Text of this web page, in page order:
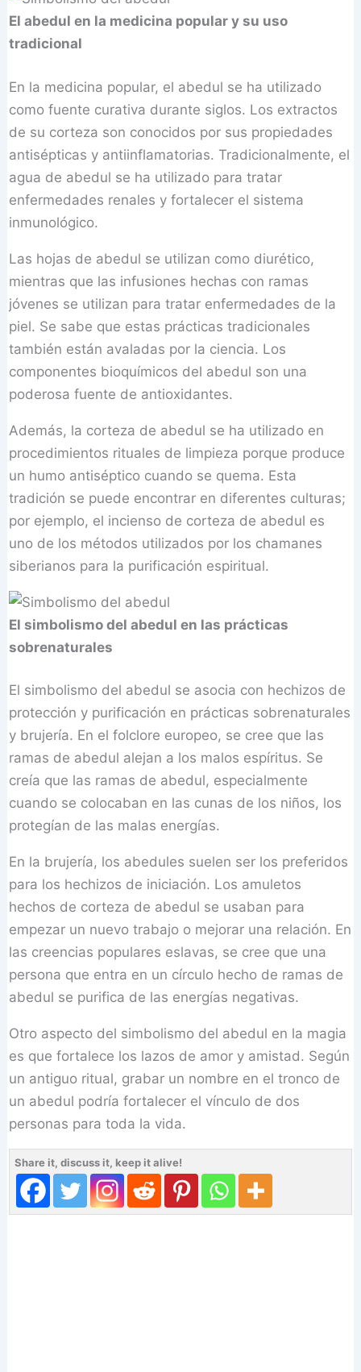
El abedul en la medicina popular y su uso
tradicional
En la medicina popular, el abedul se ha utilizado
como fuente curativa durante siglos. Los extractos
de su corteza son conocidos por sus propiedades
antisépticas y antiinflamatorias. Tradicionalmente, el
agua de abedul se ha utilizado para tratar
enfermedades renales y fortalecer el sistema
inmunológico.
Las hojas de abedul se utilizan como diurético,
mientras que las infusiones hechas con ramas
jóvenes se utilizan para tratar enfermedades de la
piel. Se sabe que estas prácticas tradicionales
también están avaladas por la ciencia. Los
componentes bioquímicos del abedul son una
poderosa fuente de antioxidantes.
Además, la corteza de abedul se ha utilizado en
procedimientos rituales de limpieza porque produce
un humo antiséptico cuando se quema. Esta
tradición se puede encontrar en diferentes culturas;
por ejemplo, el incienso de corteza de abedul es
uno de los métodos utilizados por los chamanes
siberianos para la purificación espiritual.
El simbolismo del abedul en las prácticas
sobrenaturales
El simbolismo del abedul se asocia con hechizos de
protección y purificación en prácticas sobrenaturales
y brujería. En el folclore europeo, se cree que las
ramas de abedul alejan a los malos espíritus. Se
creía que las ramas de abedul, especialmente
cuando se colocaban en las cunas de los niños, los
protegían de las malas energías.
En la brujería, los abedules suelen ser los preferidos
para los hechizos de iniciación. Los amuletos
hechos de corteza de abedul se usaban para
empezar un nuevo trabajo o mejorar una relación. En
las creencias populares eslavas, se cree que una
persona que entra en un círculo hecho de ramas de
abedul se purifica de las energías negativas.
Otro aspecto del simbolismo del abedul en la magia
es que fortalece los lazos de amor y amistad. Según
un antiguo ritual, grabar un nombre en el tronco de
un abedul podría fortalecer el vínculo de dos
personas para toda la vida.
Share it, discuss it, keep it alive!